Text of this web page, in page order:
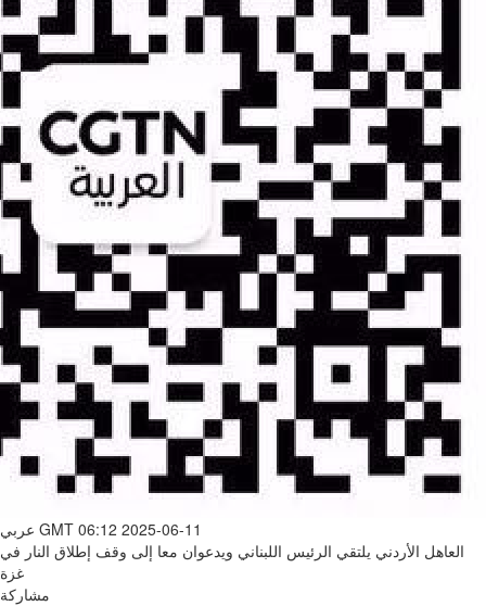
عربي GMT 06:12 2025-06-11
العاهل الأردني يلتقي الرئيس اللبناني ويدعوان معا إلى وقف إطلاق النار في
غزة
مشاركة